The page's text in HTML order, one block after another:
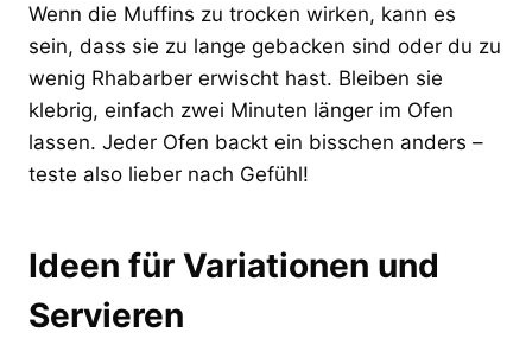
Wenn die Muffins zu trocken wirken, kann es
sein, dass sie zu lange gebacken sind oder du zu
wenig Rhabarber erwischt hast. Bleiben sie
klebrig, einfach zwei Minuten länger im Ofen
lassen. Jeder Ofen backt ein bisschen anders –
teste also lieber nach Gefühl!
Ideen für Variationen und
Servieren